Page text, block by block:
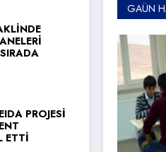
PROJESİ
ETTİ
GAÜN